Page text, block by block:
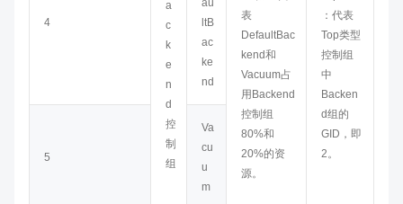
4
a
c
k
e
n
d
控
制
组
au
ltB
ac
ke
nd
表
DefaultBac
kend和
Vacuum占
用Backend
控制组
80%和
20%的资
源。
：代表
Top类型
控制组
中
Backen
d组的
GID，即
2。
5
Va
cu
u
m